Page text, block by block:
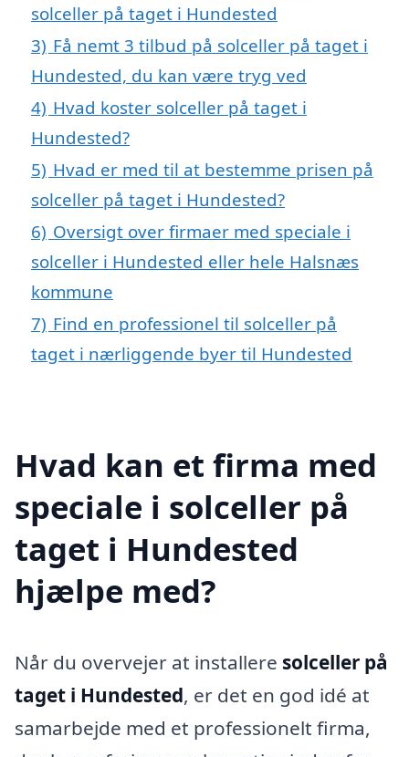
solceller på taget i Hundested
3) Få nemt 3 tilbud på solceller på taget i
Hundested, du kan være tryg ved
4) Hvad koster solceller på taget i
Hundested?
5) Hvad er med til at bestemme prisen på
solceller på taget i Hundested?
6) Oversigt over firmaer med speciale i
solceller i Hundested eller hele Halsnæs
kommune
7) Find en professionel til solceller på
taget i nærliggende byer til Hundested
Hvad kan et firma med
speciale i solceller på
taget i Hundested
hjælpe med?
Når du overvejer at installere solceller på
taget i Hundested, er det en god idé at
samarbejde med et professionelt firma,